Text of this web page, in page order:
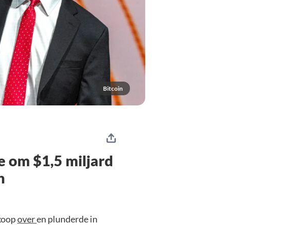
Bitcoin
om $1,5 miljard
overen plunderde in